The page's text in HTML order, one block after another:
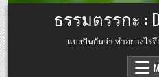
ธรรมตรรกะ :
แบ่งปันกันว่า ทำอย่างไร